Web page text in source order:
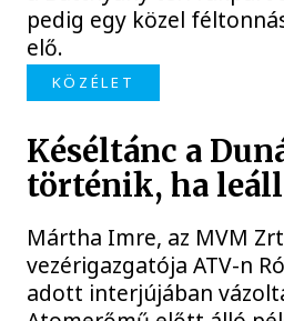
pedig egy közel
elő.
KÖZÉLET
Késéltánc a
történik, ha leáll
Mártha Imre, az MVM
vezérigazgatója ATV-n
adott interjújában